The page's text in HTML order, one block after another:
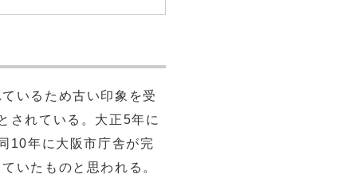
いるため古い印象を受
されている。大正5年に
10年に大阪市庁舎が完
いたものと思われる。